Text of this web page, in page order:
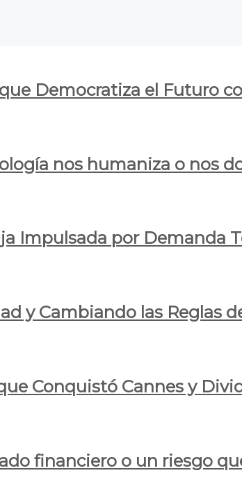
Democratiza el Futuro
nos humaniza o nos
Impulsada por Demanda
y Cambiando las Reglas
Conquistó Cannes y
financiero o un riesgo